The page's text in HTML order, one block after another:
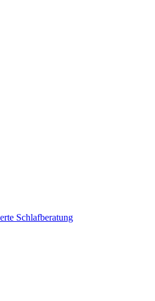
Schlafberatung